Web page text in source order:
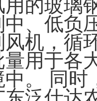
用的玻璃
、低负
风机，循
用于各
。 同时